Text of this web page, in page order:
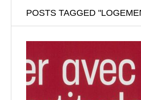
POSTS TAGGED